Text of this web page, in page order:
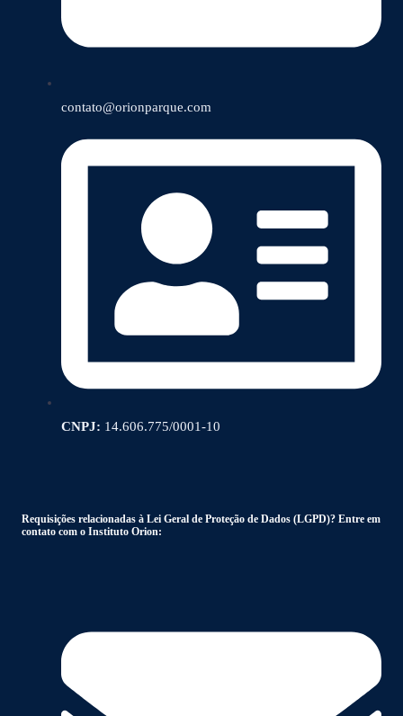
contato@orionparque.com
CNPJ: 14.606.775/0001-10
Requisições relacionadas à Lei Geral de Proteção de Dados (LGPD)? Entre em
contato com o Instituto Orion: